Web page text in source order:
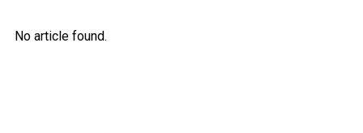
No article found.